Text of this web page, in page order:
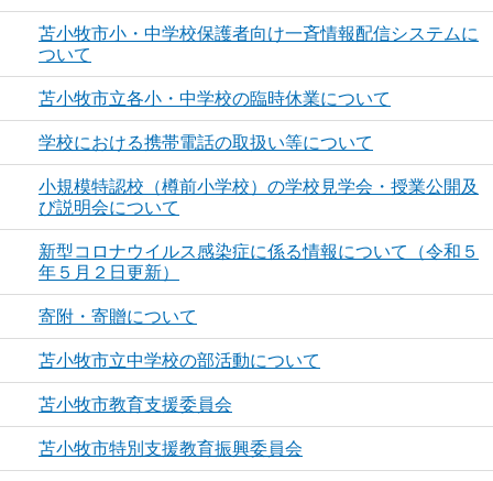
苫小牧市小・中学校保護者向け一斉情報配信システムに
ついて
苫小牧市立各小・中学校の臨時休業について
学校における携帯電話の取扱い等について
小規模特認校（樽前小学校）の学校見学会・授業公開及
び説明会について
新型コロナウイルス感染症に係る情報について（令和５
年５月２日更新）
寄附・寄贈について
苫小牧市立中学校の部活動について
苫小牧市教育支援委員会
苫小牧市特別支援教育振興委員会